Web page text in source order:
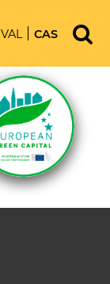
VAL CAS